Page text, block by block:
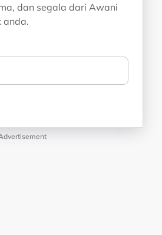
dan segala dari Awani
anda.